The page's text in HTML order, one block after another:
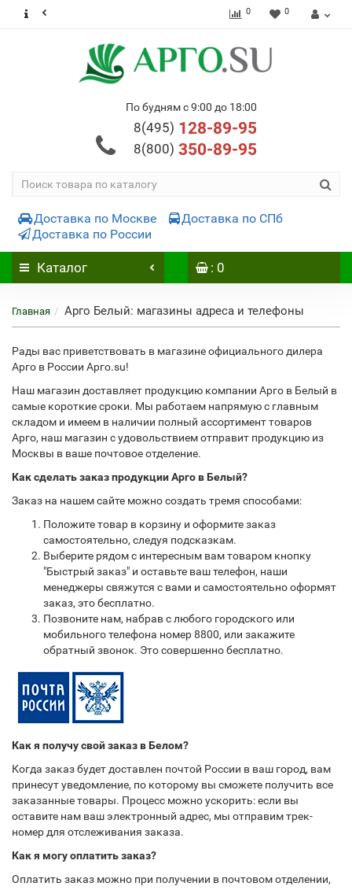
0 0
По будням с 9:00 до 18:00
8(495) 128-89-95
8(800) 350-89-95
Доставка по Москве
Доставка по СПб
Доставка по России
Каталог : 0
Главная Арго Белый: магазины адреса и телефоны
Рады вас приветствовать в магазине официального дилера
Арго в России Арго.su!
Наш магазин доставляет продукцию компании Арго в Белый в
самые короткие сроки. Мы работаем напрямую с главным
складом и имеем в наличии полный ассортимент товаров
Арго, наш магазин с удовольствием отправит продукцию из
Москвы в ваше почтовое отделение.
Как сделать заказ продукции Арго в Белый?
Заказ на нашем сайте можно создать тремя способами:
Положите товар в корзину и оформите заказ
самостоятельно, следуя подсказкам.
Выберите рядом с интересным вам товаром кнопку
"Быстрый заказ" и оставьте ваш телефон, наши
менеджеры свяжутся с вами и самостоятельно оформят
заказ, это бесплатно.
Позвоните нам, набрав с любого городского или
мобильного телефона номер 8800, или закажите
обратный звонок. Это совершенно бесплатно.
Как я получу свой заказ в Белом?
Когда заказ будет доставлен почтой России в ваш город, вам
принесут уведомление, по которому вы сможете получить все
заказанные товары. Процесс можно ускорить: если вы
оставите нам ваш электронный адрес, мы отправим трек-
номер для отслеживания заказа.
Как я могу оплатить заказ?
Оплатить заказ можно при получении в почтовом отделении,